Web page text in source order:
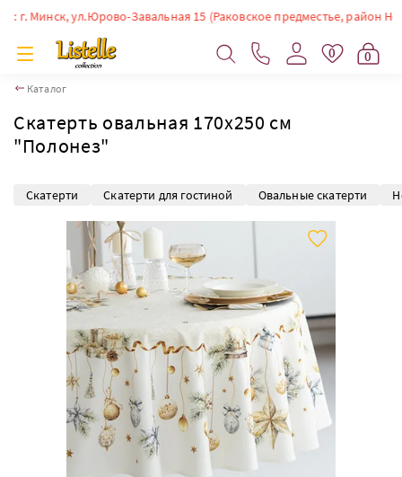
Минск, ул.Юрово-Завальная 15 (Раковское предместье, район
0 0
Каталог
Скатерть овальная 170х250 см
"Полонез"
Скатерти Скатерти для гостиной Овальные скатерти